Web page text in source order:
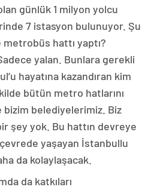
günlük 1 milyon yolcu
7 istasyon bulunuyor. Şu
hattı yaptı?
yalan. Bunlara gerekli
hayatına kazandıran kim
bütün metro hatlarını
bizim belediyelerimiz. Biz
şey yok. Bu hattın devreye
yaşayan İstanbullu
da kolaylaşacak.
da katkıları